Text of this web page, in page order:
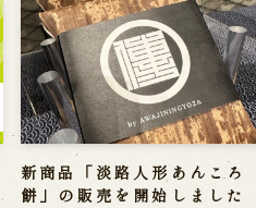
新商品「淡路人形あんころ
餅」の販売を開始しました